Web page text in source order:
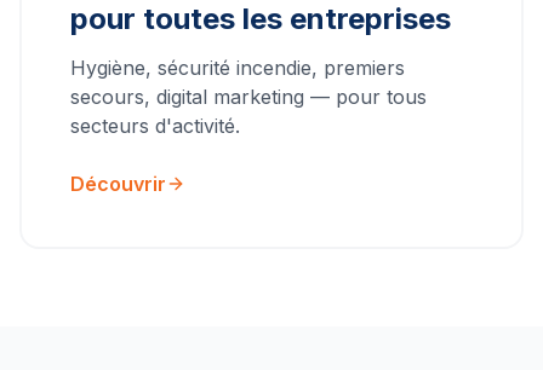
pour toutes les entreprises
Hygiène, sécurité incendie, premiers
secours, digital marketing — pour tous
secteurs d'activité.
Découvrir